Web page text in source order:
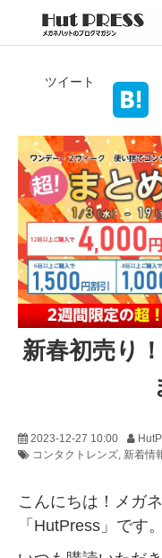
🛒
ツイート
新春初売り
2023-12-27 10:00
コンタクトレンズ 新着情
こんにちは！メガ
「HutPress」です。